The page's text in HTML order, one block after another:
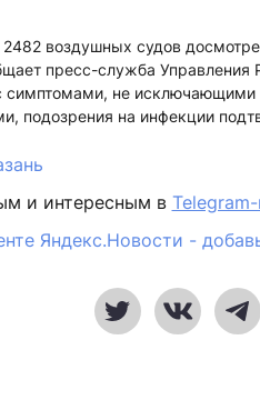
воздушных судов
пресс-служба
симптомами, не исключающими
подозрения на инфекции
и интересным в
Яндекс.Новости -